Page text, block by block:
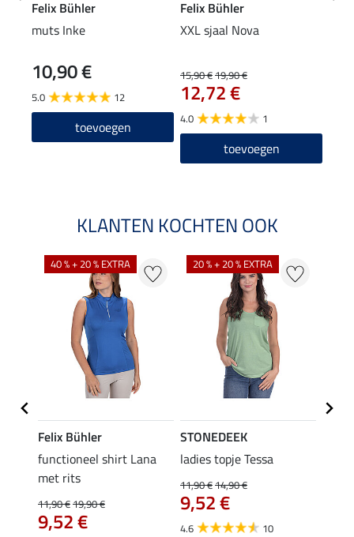
Felix Bühler
muts Inke
10,90 €
5.0 12
toevoegen
Felix Bühler
XXL sjaal Nova
15,90 €19,90 €
12,72 €
4.0 1
toevoegen
KLANTEN KOCHTEN OOK
40 % + 20 % EXTRA
Felix Bühler
functioneel shirt Lana
met rits
11,90 €19,90 €
9,52 €
20 % + 20 % EXTRA
STONEDEEK
ladies topje Tessa
11,90 €14,90 €
9,52 €
4.6 10